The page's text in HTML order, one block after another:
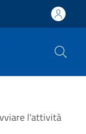
l'attività